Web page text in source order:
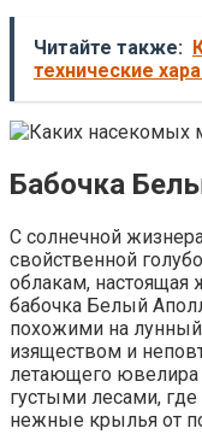
Читайте также:
технические
Бабочка
С солнечной
свойственной
облакам, настоящая
бабочка Белый
похожими на
изяществом и
летающего
густыми лесами,
нежные крылья от